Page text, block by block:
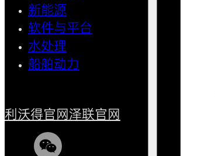
新能源
软件与平台
水处理
船舶动力
利沃得官网泽联官网